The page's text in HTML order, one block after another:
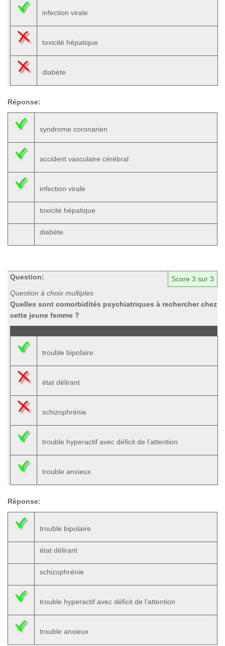
infection virale
toxicité hépatique
diabète
Réponse:
syndrome coronarien
accident vasculaire cérébral
infection virale
toxicité hépatique
diabète
Score 3 sur 3
Question:
Question à choix multiples
Quelles sont comorbidités psychiatriques à rechercher chez
cette jeune femme ?
trouble bipolaire
état délirant
schizophrénie
trouble hyperactif avec déficit de l’attention
trouble anxieux
Réponse:
trouble bipolaire
état délirant
schizophrénie
trouble hyperactif avec déficit de l’attention
trouble anxieux